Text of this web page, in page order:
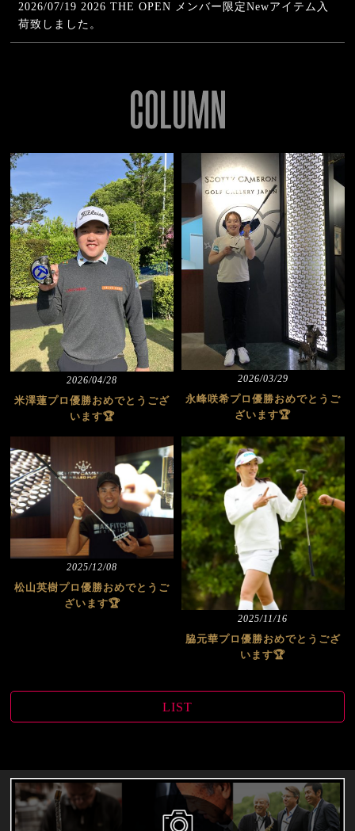
2026/07/19 2026 THE OPEN メンバー限定Newアイテム入
荷致しました。
2026/04/28
米澤蓮プロ優勝おめでとうござ
います🏆
2026/03/29
永峰咲希プロ優勝おめでとうご
ざいます🏆
2025/12/08
松山英樹プロ優勝おめでとうご
ざいます🏆
2025/11/16
脇元華プロ優勝おめでとうござ
います🏆
LIST